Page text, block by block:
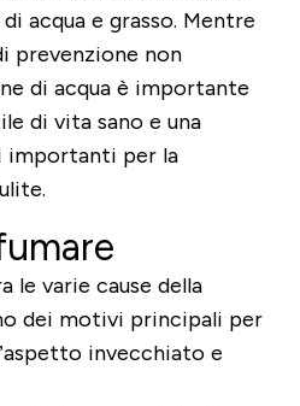
acqua e grasso. Mentre
prevenzione non
di acqua è importante
di vita sano e una
per la
le varie cause della
dei motivi principali per
invecchiato e